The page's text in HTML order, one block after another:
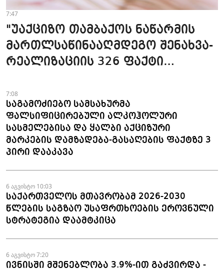
7:47
"უაქციზო თამბაქოს ნაწარმის
მართლსაწინააღმდეგო შენახვა-
რეალიზაციის 326 ფაქტი
მონაცემები
7:08
საგამოძიებო სამსახურმა
ფალსიფიცირებული ალკოჰოლური
სასმელებისა და ყალბი აქციზური
მარკების დამზადება-გასაღების ფაქტზე 3
პირი დააკავა
6 აგვისტო 10:03
საქართველოს მთავრობამ 2026-2030
წლების საგზაო უსაფრთხოების ეროვნული
სტრატეგია დაამტკიცა
6 აგვისტო 7:20
ივნისში მშენებლობა 3.9%-ით გაძვირდა -